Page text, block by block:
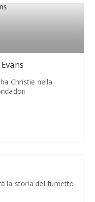
Christie nella
la storia del fumetto